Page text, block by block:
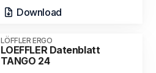
Download
LÖFFLER ERGO
LOEFFLER Datenblatt
TANGO 24